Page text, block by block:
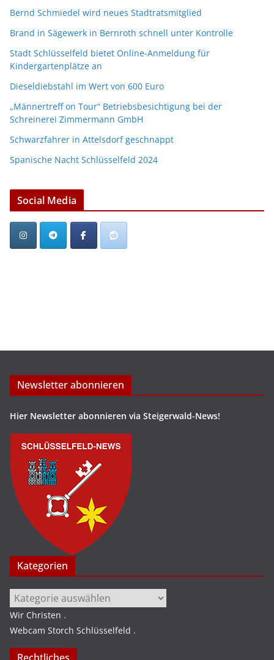
Bernd Schmiedel wird neues Stadtratsmitglied
Brand in Sägewerk in Bernroth schnell unter Kontrolle
Stadt Schlüsselfeld bietet Online-Anmeldung für
Kindergartenplätze an
Dieseldiebstahl im Wert von 600 Euro
„Männertreff on Tour“ Betriebsbesichtigung bei der
Schreinerei Zimmermann GmbH
Schwarzfahrer in Attelsdorf geschnappt
Spanische Nacht Schlüsselfeld 2024
Social Media
Newsletter abonnieren
Hier Newsletter abonnieren via Steigerwald-News!
Kategorien
Kategorien
Wir Christen .
Webcam Storch Schlüsselfeld .